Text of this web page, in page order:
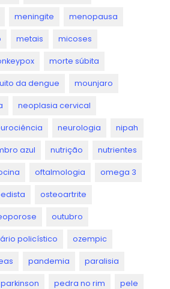
meningite menopausa
metais micoses
morte súbita
da dengue mounjaro
neoplasia cervical
neurologia nipah
azul nutrição nutrientes
oftalmologia omega 3
osteoartrite
outubro
policístico ozempic
pandemia paralisia
parkinson pedra no rim pele